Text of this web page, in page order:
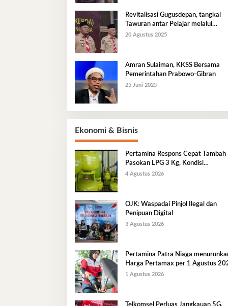
Revitalisasi Gugusdepan, tangkal
Tawuran antar Pelajar melalui
Pendidikan Karakter
20 Agustus 2025
Amran Sulaiman, KKSS Bersama
Pemerintahan Prabowo-Gibran
25 Juni 2025
Ekonomi & Bisnis
Pertamina Respons Cepat Tambah
Pasokan LPG 3 Kg, Kondisi
Penyaluran di Sulawesi Selatan
4 Agustus 2026
OJK: Waspadai Pinjol Ilegal dan
Penipuan Digital
3 Agustus 2026
Pertamina Patra Niaga
Harga Pertamax per 1 Agustus
1 Agustus 2026